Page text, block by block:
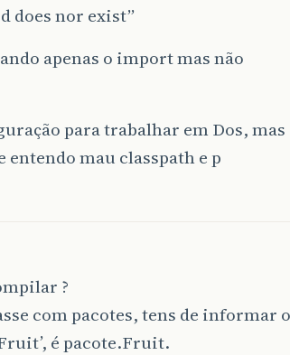
does nor exist”
apenas o import mas não
para trabalhar em Dos, mas
entendo mau classpath e p
?
com pacotes, tens de informar o
é pacote.Fruit.